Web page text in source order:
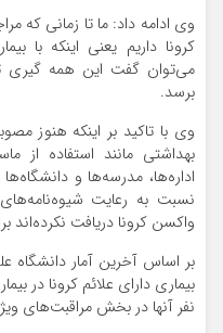
وی ادامه داد: ما تا زمانی که
می‌توان گفت این همه گیری
برسد.
وی با تاکید بر اینکه هنوز
بهداشتی مانند استفاده از
اداره‌ها، مدرسه‌ها و
نسبت به رعایت
واکسن کرونا دریافت نکرده‌اند
نفر آنها در بخش مراقبت‌های